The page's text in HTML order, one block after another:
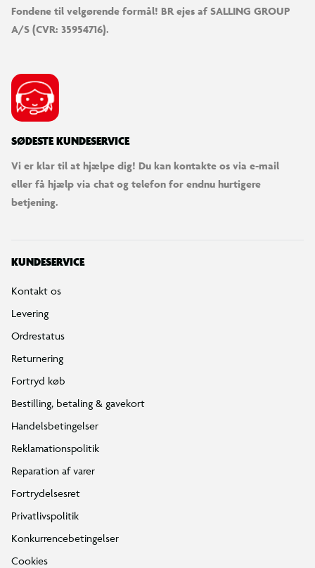
Fondene til velgørende formål! BR ejes af SALLING GROUP
A/S (CVR: 35954716).
SØDESTE KUNDESERVICE
Vi er klar til at hjælpe dig! Du kan kontakte os via e-mail
eller få hjælp via chat og telefon for endnu hurtigere
betjening.
KUNDESERVICE
Kontakt os
Levering
Ordrestatus
Returnering
Fortryd køb
Bestilling, betaling & gavekort
Handelsbetingelser
Reklamationspolitik
Reparation af varer
Fortrydelsesret
Privatlivspolitik
Konkurrencebetingelser
Cookies